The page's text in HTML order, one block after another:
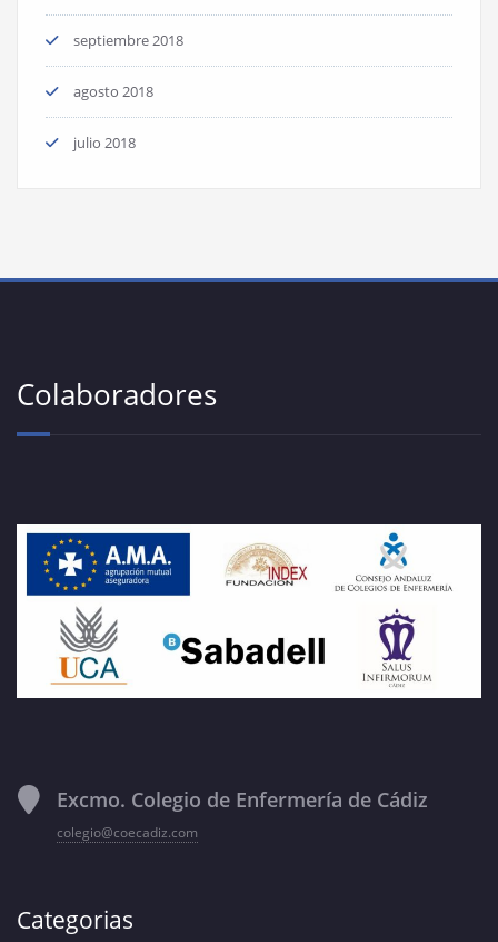
septiembre 2018
agosto 2018
julio 2018
Colaboradores
Excmo. Colegio de Enfermería de Cádiz
colegio@coecadiz.com
Categorias